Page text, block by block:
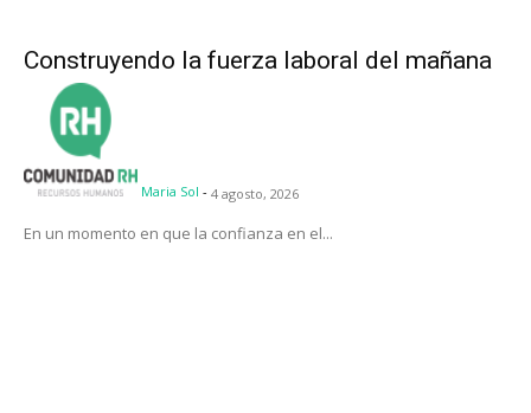
Construyendo la fuerza laboral del mañana
Maria Sol - 4 agosto, 2026
En un momento en que la confianza en el...